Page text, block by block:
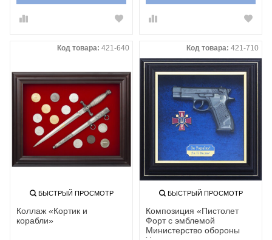
Код товара: 421-640
БЫСТРЫЙ ПРОСМОТР
Коллаж «Кортик и
корабли»
Код товара: 421-710
БЫСТРЫЙ ПРОСМОТР
Композиция «Пистолет
Форт с эмблемой
Министерство обороны